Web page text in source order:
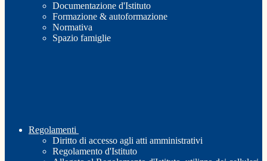
Documentazione d'Istituto
Formazione & autoformazione
Normativa
Spazio famiglie
Regolamenti
Diritto di accesso agli atti amministrativi
Regolamento d'Istituto